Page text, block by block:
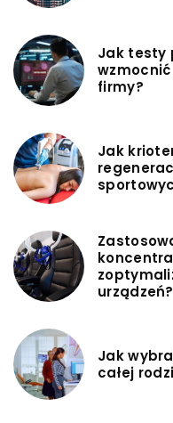
Jak testy
firmy?
Jak
urządzeń?
Jak
całej